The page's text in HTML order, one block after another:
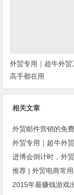
外贸专用｜超牛外
高手都在用
相关文章
外贸专用｜超牛外
推荐 | 外贸电商常